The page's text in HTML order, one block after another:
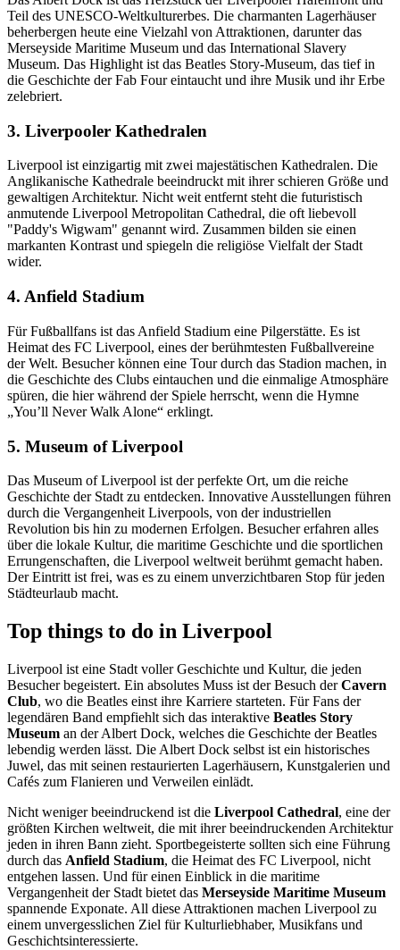
Teil des UNESCO-Weltkulturerbes. Die charmanten Lagerhäuser
beherbergen heute eine Vielzahl von Attraktionen, darunter das
Merseyside Maritime Museum und das International Slavery
Museum. Das Highlight ist das Beatles Story-Museum, das tief in
die Geschichte der Fab Four eintaucht und ihre Musik und ihr Erbe
zelebriert.
3. Liverpooler Kathedralen
Liverpool ist einzigartig mit zwei majestätischen Kathedralen. Die
Anglikanische Kathedrale beeindruckt mit ihrer schieren Größe und
gewaltigen Architektur. Nicht weit entfernt steht die futuristisch
anmutende Liverpool Metropolitan Cathedral, die oft liebevoll
"Paddy's Wigwam" genannt wird. Zusammen bilden sie einen
markanten Kontrast und spiegeln die religiöse Vielfalt der Stadt
wider.
4. Anfield Stadium
Für Fußballfans ist das Anfield Stadium eine Pilgerstätte. Es ist
Heimat des FC Liverpool, eines der berühmtesten Fußballvereine
der Welt. Besucher können eine Tour durch das Stadion machen, in
die Geschichte des Clubs eintauchen und die einmalige Atmosphäre
spüren, die hier während der Spiele herrscht, wenn die Hymne
„You’ll Never Walk Alone“ erklingt.
5. Museum of Liverpool
Das Museum of Liverpool ist der perfekte Ort, um die reiche
Geschichte der Stadt zu entdecken. Innovative Ausstellungen führen
durch die Vergangenheit Liverpools, von der industriellen
Revolution bis hin zu modernen Erfolgen. Besucher erfahren alles
über die lokale Kultur, die maritime Geschichte und die sportlichen
Errungenschaften, die Liverpool weltweit berühmt gemacht haben.
Der Eintritt ist frei, was es zu einem unverzichtbaren Stop für jeden
Städteurlaub macht.
Top things to do in Liverpool
Liverpool ist eine Stadt voller Geschichte und Kultur, die jeden
Besucher begeistert. Ein absolutes Muss ist der Besuch derCavern
Club, wo die Beatles einst ihre Karriere starteten. Für Fans der
legendären Band empfiehlt sich das interaktive Beatles Story
Museum an der Albert Dock, welches die Geschichte der Beatles
lebendig werden lässt. Die Albert Dock selbst ist ein historisches
Juwel, das mit seinen restaurierten Lagerhäusern, Kunstgalerien und
Cafés zum Flanieren und Verweilen einlädt.
Nicht weniger beeindruckend ist die Liverpool Cathedral, eine der
größten Kirchen weltweit, die mit ihrer beeindruckenden Architektur
jeden in ihren Bann zieht. Sportbegeisterte sollten sich eine Führung
durch das Anfield Stadium, die Heimat des FC Liverpool, nicht
entgehen lassen. Und für einen Einblick in die maritime
Vergangenheit der Stadt bietet das Merseyside Maritime Museum
spannende Exponate. All diese Attraktionen machen Liverpool zu
einem unvergesslichen Ziel für Kulturliebhaber, Musikfans und
Geschichtsinteressierte.